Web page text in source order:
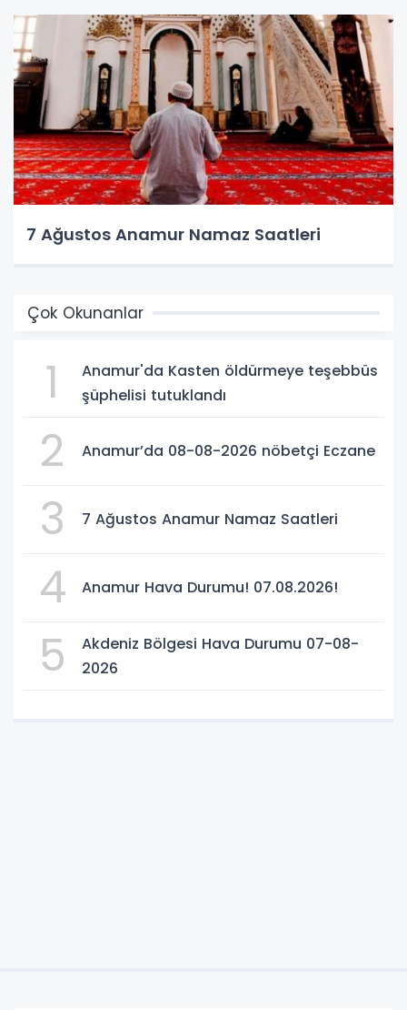
7 Ağustos Anamur Namaz Saatleri
Çok Okunanlar
1
Anamur'da Kasten öldürmeye teşebbüs
şüphelisi tutuklandı
2 Anamur’da 08-08-2026 nöbetçi Eczane
3 7 Ağustos Anamur Namaz Saatleri
4 Anamur Hava Durumu! 07.08.2026!
5
Akdeniz Bölgesi Hava Durumu 07-08-
2026